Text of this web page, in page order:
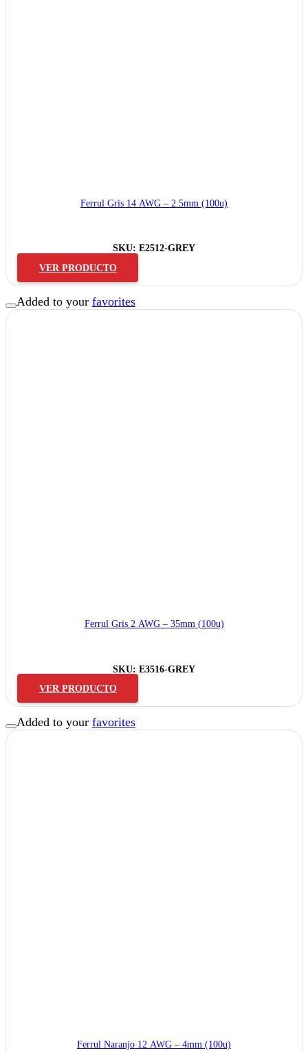
Ferrul Gris 14 AWG – 2.5mm (100u)
SKU: E2512-GREY
VER PRODUCTO
Added to your favorites
Ferrul Gris 2 AWG – 35mm (100u)
SKU: E3516-GREY
VER PRODUCTO
Added to your favorites
Ferrul Naranjo 12 AWG – 4mm (100u)